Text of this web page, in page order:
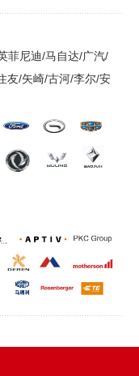
菲尼迪/马自达/广汽/
友/矢崎/古河/李尔/安